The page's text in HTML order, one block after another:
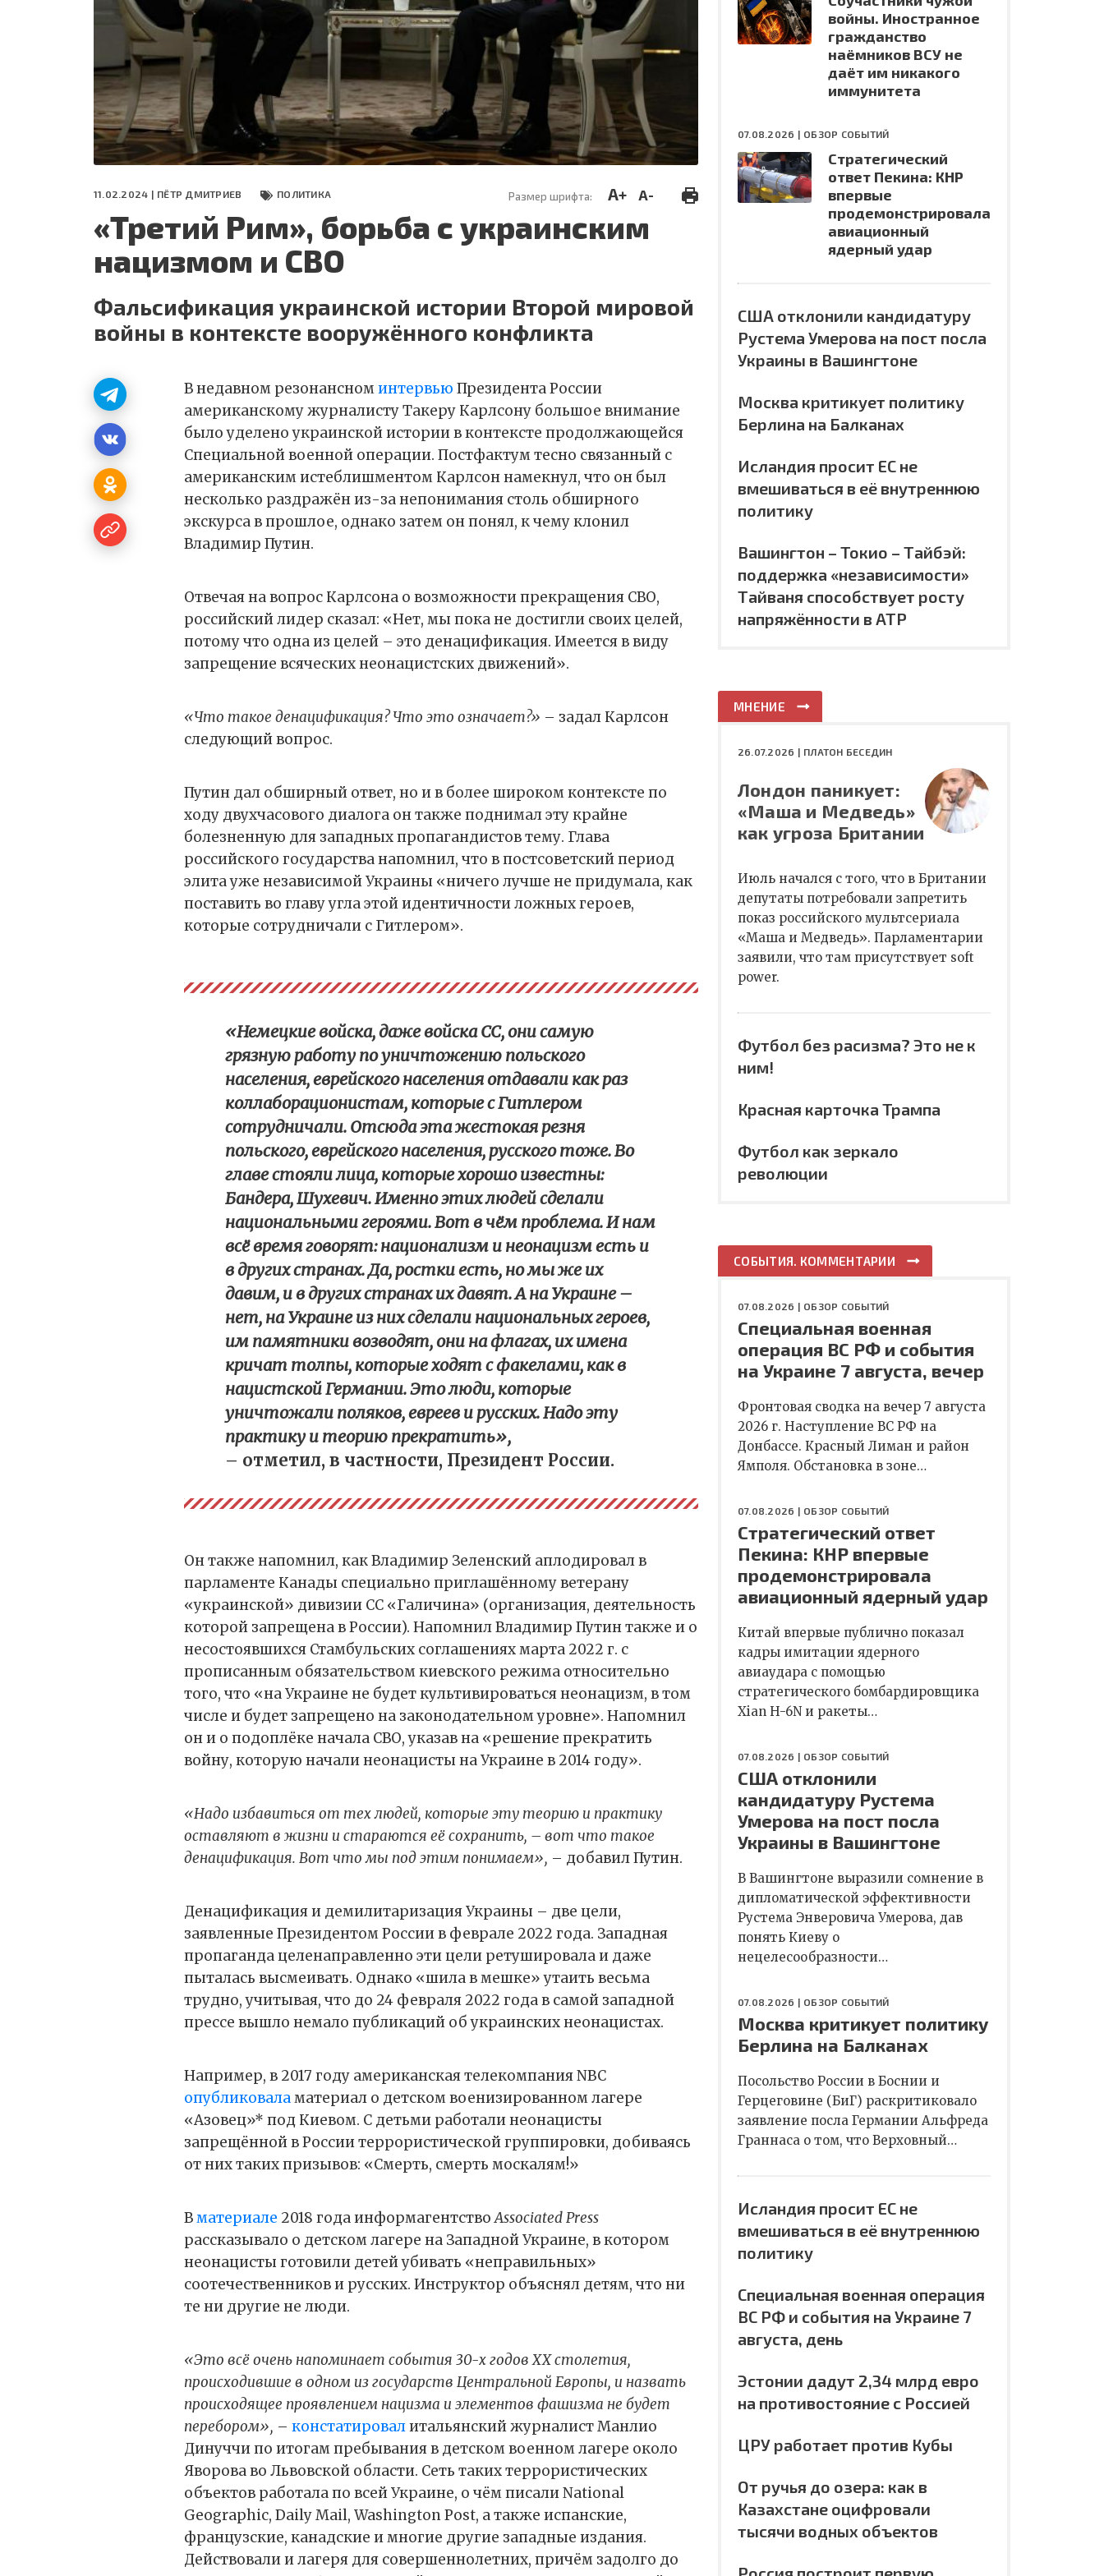
СЕГОДНЯ
ПОЛЯ БИТВЫ 2024
11.02.2024 | ПЁТР ДМИТРИЕВ ПОЛИТИКА Размер шрифта: A+ A-
«Третий Рим», борьба с украинским
нацизмом и СВО
Фальсификация украинской истории Второй мировой
войны в контексте вооружённого конфликта
В недавном резонансноминтервью Президента России
американскому журналисту Такеру Карлсону большое внимание
было уделено украинской истории в контексте продолжающейся
Специальной военной операции. Постфактум тесно связанный с
американским истеблишментом Карлсон намекнул, что он был
несколько раздражён из-за непонимания столь обширного
экскурса в прошлое, однако затем он понял, к чему клонил
Владимир Путин.
Отвечая на вопрос Карлсона о возможности прекращения СВО,
российский лидер сказал: «Нет, мы пока не достигли своих целей,
потому что одна из целей – это денацификация. Имеется в виду
запрещение всяческих неонацистских движений».
«Что такое денацификация? Что это означает?» – задал Карлсон
следующий вопрос.
Путин дал обширный ответ, но и в более широком контексте по
ходу двухчасового диалога он также поднимал эту крайне
болезненную для западных пропагандистов тему. Глава
российского государства напомнил, что в постсоветский период
элита уже независимой Украины «ничего лучше не придумала, как
поставить во главу угла этой идентичности ложных героев,
которые сотрудничали с Гитлером».
«Немецкие войска, даже войска СС, они самую
грязную работу по уничтожению польского
населения, еврейского населения отдавали как раз
коллаборационистам, которые с Гитлером
сотрудничали. Отсюда эта жестокая резня
польского, еврейского населения, русского тоже. Во
главе стояли лица, которые хорошо известны:
Бандера, Шухевич. Именно этих людей сделали
национальными героями. Вот в чём проблема. И нам
всё время говорят: национализм и неонацизм есть и
в других странах. Да, ростки есть, но мы же их
давим, и в других странах их давят. А на Украине –
нет, на Украине из них сделали национальных героев,
им памятники возводят, они на флагах, их имена
кричат толпы, которые ходят с факелами, как в
нацистской Германии. Это люди, которые
уничтожали поляков, евреев и русских. Надо эту
практику и теорию прекратить»,
– отметил, в частности, Президент России.
Он также напомнил, как Владимир Зеленский аплодировал в
парламенте Канады специально приглашённому ветерану
«украинской» дивизии СС «Галичина» (организация, деятельность
которой запрещена в России). Напомнил Владимир Путин также и о
несостоявшихся Стамбульских соглашениях марта 2022 г. с
прописанным обязательством киевского режима относительно
того, что «на Украине не будет культивироваться неонацизм, в том
числе и будет запрещено на законодательном уровне». Напомнил
он и о подоплёке начала СВО, указав на «решение прекратить
войну, которую начали неонацисты на Украине в 2014 году».
«Надо избавиться от тех людей, которые эту теорию и практику
оставляют в жизни и стараются её сохранить, – вот что такое
денацификация. Вот что мы под этим понимаем», – добавил Путин.
Денацификация и демилитаризация Украины – две цели,
заявленные Президентом России в феврале 2022 года. Западная
пропаганда целенаправленно эти цели ретушировала и даже
пыталась высмеивать. Однако «шила в мешке» утаить весьма
трудно, учитывая, что до 24 февраля 2022 года в самой западной
прессе вышло немало публикаций об украинских неонацистах.
Например, в 2017 году американская телекомпания NBC
опубликоваламатериал о детском военизированном лагере
«Азовец»* под Киевом. С детьми работали неонацисты
запрещённой в России террористической группировки, добиваясь
от них таких призывов: «Смерть, смерть москалям!»
Вматериале 2018 года информагентствоAssociated Press
рассказывало о детском лагере на Западной Украине, в котором
неонацисты готовили детей убивать «неправильных»
соотечественников и русских. Инструктор объяснял детям, что ни
те ни другие не люди.
«Это всё очень напоминает события 30-х годов ХХ столетия,
происходившие в одном из государств Центральной Европы, и назвать
происходящее проявлением нацизма и элементов фашизма не будет
перебором», – констатировалитальянский журналист Манлио
Динуччи по итогам пребывания в детском военном лагере около
Яворова во Львовской области. Сеть таких террористических
объектов работала по всей Украине, о чём писали National
Geographic, Daily Mail, Washington Post, а также испанские,
французские, канадские и многие другие западные издания.
Действовали и лагеря для совершеннолетних, причём задолго до
войны. Иностранное
гражданство
наёмников ВСУ не
даёт им никакого
иммунитета
07.08.2026 | ОБЗОР СОБЫТИЙ
Стратегический
ответ Пекина: КНР
впервые
продемонстрировала
авиационный
ядерный удар
США отклонили кандидатуру
Рустема Умерова на пост посла
Украины в Вашингтоне
Москва критикует политику
Берлина на Балканах
Исландия просит ЕС не
вмешиваться в её внутреннюю
политику
Вашингтон – Токио – Тайбэй:
поддержка «независимости»
Тайваня способствует росту
напряжённости в АТР
МНЕНИЕ
26.07.2026 | ПЛАТОН БЕСЕДИН
Лондон паникует:
«Маша и Медведь»
как угроза Британии
Июль начался с того, что в Британии
депутаты потребовали запретить
показ российского мультсериала
«Маша и Медведь». Парламентарии
заявили, что там присутствует soft
power.
Футбол без расизма? Это не к
ним!
Красная карточка Трампа
Футбол как зеркало
революции
СОБЫТИЯ. КОММЕНТАРИИ
07.08.2026 | ОБЗОР СОБЫТИЙ
Специальная военная
операция ВС РФ и события
на Украине 7 августа, вечер
Фронтовая сводка на вечер 7 августа
2026 г. Наступление ВС РФ на
Донбассе. Красный Лиман и район
Ямполя. Обстановка в зоне…
07.08.2026 | ОБЗОР СОБЫТИЙ
Стратегический ответ
Пекина: КНР впервые
продемонстрировала
авиационный ядерный удар
Китай впервые публично показал
кадры имитации ядерного
авиаудара с помощью
стратегического бомбардировщика
Xian H-6N и ракеты…
07.08.2026 | ОБЗОР СОБЫТИЙ
США отклонили
кандидатуру Рустема
Умерова на пост посла
Украины в Вашингтоне
В Вашингтоне выразили сомнение в
дипломатической эффективности
Рустема Энверовича Умерова, дав
понять Киеву о
нецелесообразности…
07.08.2026 | ОБЗОР СОБЫТИЙ
Москва критикует политику
Берлина на Балканах
Посольство России в Боснии и
Герцеговине (БиГ) раскритиковало
заявление посла Германии Альфреда
Граннаса о том, что Верховный…
Исландия просит ЕС не
вмешиваться в её внутреннюю
политику
Специальная военная операция
ВС РФ и события на Украине 7
августа, день
Эстонии дадут 2,34 млрд евро
на противостояние с Россией
ЦРУ работает против Кубы
От ручья до озера: как в
Казахстане оцифровали
тысячи водных объектов